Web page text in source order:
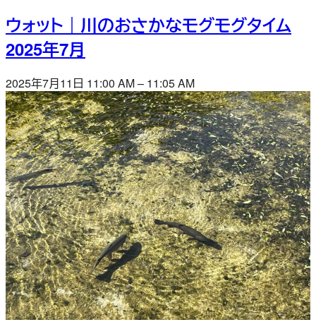
ウォット｜川のおさかなモグモグタイム
2025年7月
2025年7月11日 11:00 AM– 11:05 AM